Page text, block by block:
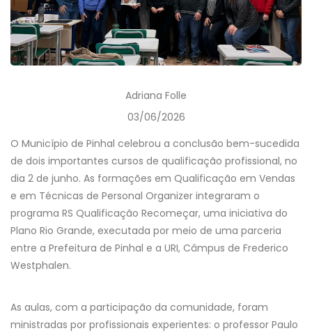
Adriana Folle
03/06/2026
O Município de Pinhal celebrou a conclusão bem-sucedida
de dois importantes cursos de qualificação profissional, no
dia 2 de junho. As formações em Qualificação em Vendas
e em Técnicas de Personal Organizer integraram o
programa RS Qualificação Recomeçar, uma iniciativa do
Plano Rio Grande, executada por meio de uma parceria
entre a Prefeitura de Pinhal e a URI, Câmpus de Frederico
Westphalen.
As aulas, com a participação da comunidade, foram
ministradas por profissionais experientes: o professor Paulo